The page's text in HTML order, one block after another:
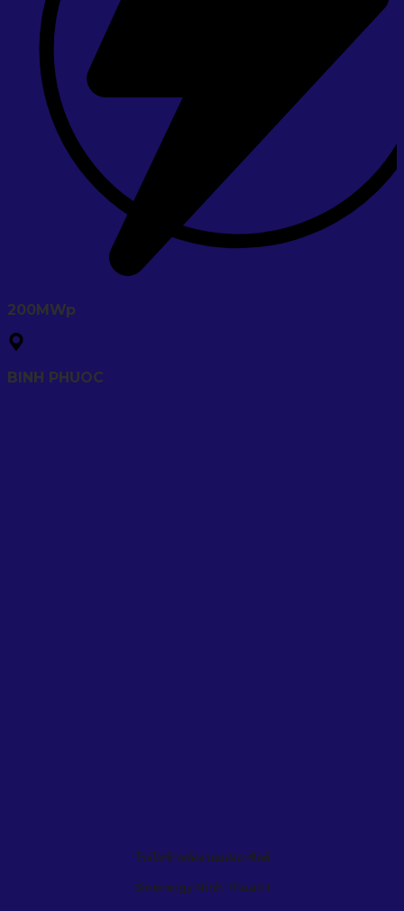
200MWp
BINH PHUOC
โรงไฟฟ้าพลังงานแสงอาทิตย์
Sinenergy Ninh Thuan 1